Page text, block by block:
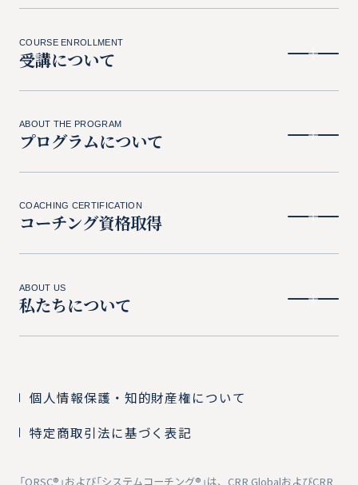
COURSE ENROLLMENT
受講について
ABOUT THE PROGRAM
プログラムについて
COACHING CERTIFICATION
コーチング資格取得
ABOUT US
私たちについて
個人情報保護・知的財産権について
特定商取引法に基づく表記
「ORSC®︎」および「システムコーチング®」は、CRR GlobalおよびCRR